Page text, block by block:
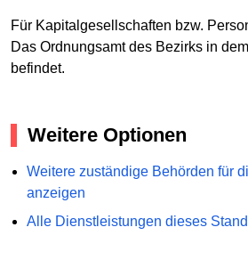
Für Kapitalgesellschaften bzw.
Das Ordnungsamt des Bezirks in
befindet.
Weitere Optionen
Weitere zuständige Behörden für
anzeigen
Alle Dienstleistungen dieses